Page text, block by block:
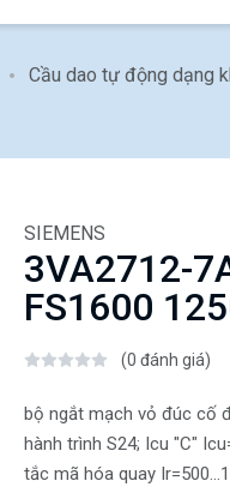
Cầu dao tự động dạng
SIEMENS
3VA2712-
FS1600
(0 đánh giá)
bộ ngắt mạch vỏ đúc cố
hành trình S24; Icu "C"
tắc mã hóa quay